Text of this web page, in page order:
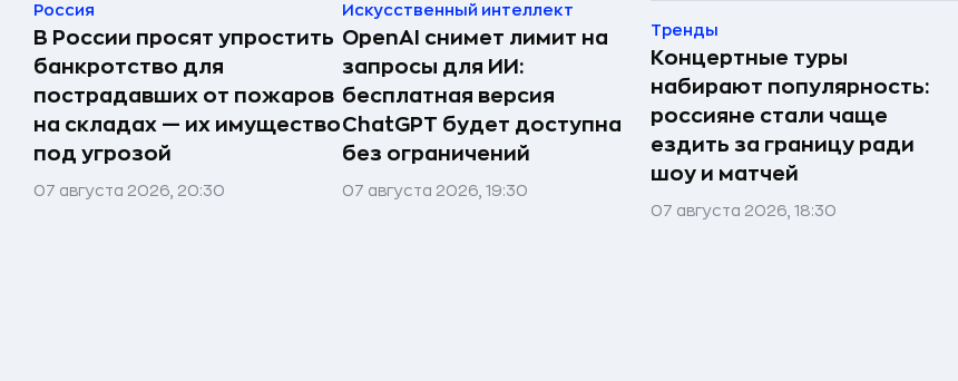
Россия
В России просят упростить
банкротство для
пострадавших от пожаров
на складах — их имущество
под угрозой
07 августа 2026, 20:30
Искусственный интеллект
OpenAI снимет лимит на
запросы для ИИ:
бесплатная версия
ChatGPT будет доступна
без ограничений
07 августа 2026, 19:30
Тренды
Концертные туры
набирают популярность:
россияне стали чаще
ездить за границу ради
шоу и матчей
07 августа 2026, 18:30